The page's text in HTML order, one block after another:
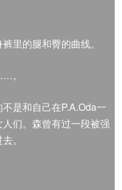
里的腿和臀的曲线。
。
是和自己在P.A.Oda一
们。森曾有过一段被强
。